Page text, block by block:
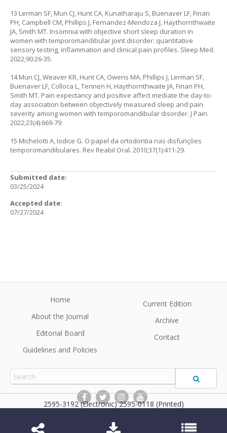
13 Lerman SF, Mun CJ, Hunt CA, Kunatharaju S, Buenaver LF, Finan
PH, Campbell CM, Phillips J, Fernandez-Mendoza J, Haythornthwaite
JA, Smith MT. Insomnia with objective short sleep duration in
women with temporomandibular joint disorder: quantitative
sensory testing, inflammation and clinical pain profiles. Sleep Med.
2022;90:26-35.
14 Mun CJ, Weaver KR, Hunt CA, Owens MA, Phillips J, Lerman SF,
Buenaver LF, Colloca L, Tennen H, Haythornthwaite JA, Finan PH,
Smith MT. Pain expectancy and positive affect mediate the day-to-
day association between objectively measured sleep and pain
severity among women with temporomandibular disorder. J Pain.
2022;23(4):669-79.
15 Michelotti A, Iodice G. O papel da ortodontia nas disfunções
temporomandibulares. Rev Reabil Oral. 2010;37(1):411-29.
Submitted date:
03/25/2024
Accepted date:
07/27/2024
Home
About the Journal
Editorial Board
Guidelines and Policies
Current Edition
Archive
Contact
2595-3192 (Electronic) 2595-0118 (Printed)
follow their own licenses.